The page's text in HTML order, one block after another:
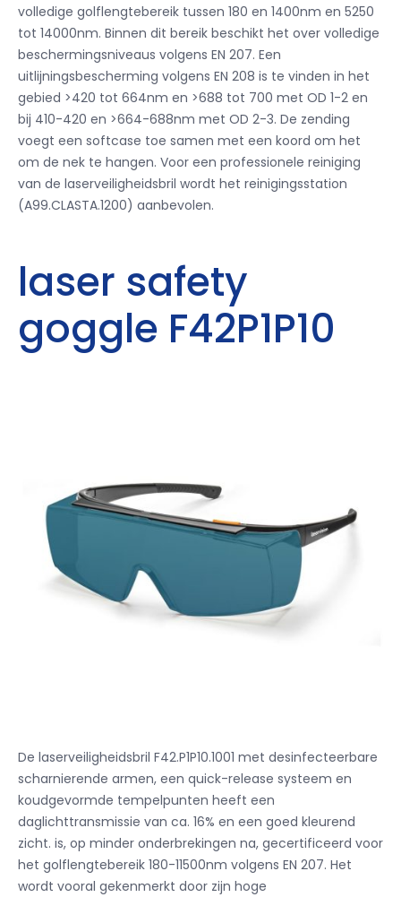
volledige golflengtebereik tussen 180 en 1400nm en 5250
tot 14000nm. Binnen dit bereik beschikt het over volledige
beschermingsniveaus volgens EN 207. Een
uitlijningsbescherming volgens EN 208 is te vinden in het
gebied >420 tot 664nm en >688 tot 700 met OD 1-2 en
bij 410-420 en >664-688nm met OD 2-3. De zending
voegt een softcase toe samen met een koord om het
om de nek te hangen. Voor een professionele reiniging
van de laserveiligheidsbril wordt het reinigingsstation
(A99.CLASTA.1200) aanbevolen.
laser safety
goggle F42P1P10
De laserveiligheidsbril F42.P1P10.1001 met desinfecteerbare
scharnierende armen, een quick-release systeem en
koudgevormde tempelpunten heeft een
daglichttransmissie van ca. 16% en een goed kleurend
zicht. is, op minder onderbrekingen na, gecertificeerd voor
het golflengtebereik 180-11500nm volgens EN 207. Het
wordt vooral gekenmerkt door zijn hoge